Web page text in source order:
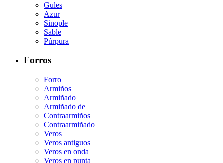
Gules
Azur
Sinople
Sable
Púrpura
Forros
Forro
Armiños
Armiñado
Armiñado de
Contraarmiños
Contraarmiñado
Veros
Veros antiguos
Veros en onda
Veros en punta